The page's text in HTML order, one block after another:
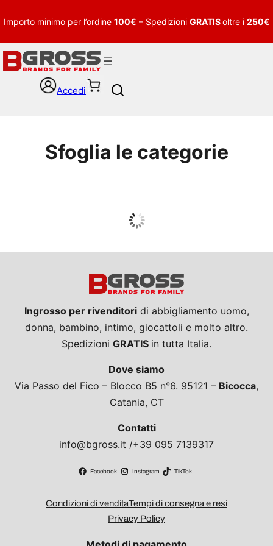
Importo minimo per l’ordine 100€ – Spedizioni GRATISoltre i 250€
Accedi
h
Sfoglia le categorie
Guarda tutto
Ingrosso per rivenditoridi abbigliamento uomo,
donna, bambino, intimo, giocattoli e molto altro.
Spedizioni GRATIS in tutta Italia.
Dove siamo
Via Passo del Fico – Blocco B5 n°6. 95121 – Bicocca,
Catania, CT
Contatti
info@bgross.it /+39 095 7139317
Facebook Instagram TikTok
Condizioni di venditaTempi di consegna e resi
Privacy Policy